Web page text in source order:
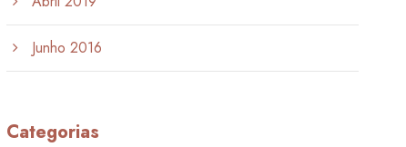
Junho 2016
Categorias